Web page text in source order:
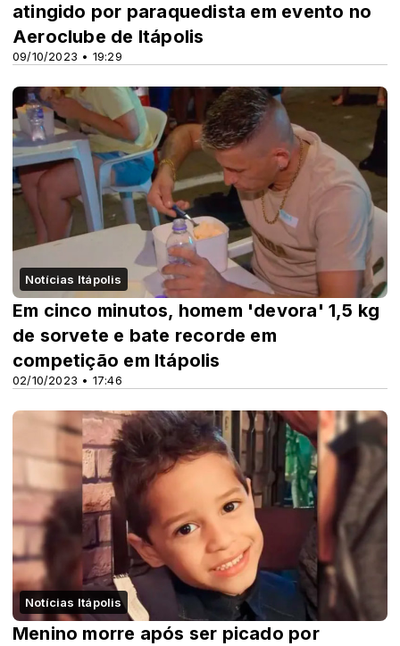
09/10/2023 • 19:29
atingido por paraquedista em evento no
Aeroclube de Itápolis
Notícias Itápolis
02/10/2023 • 17:46
Em cinco minutos, homem 'devora' 1,5 kg
de sorvete e bate recorde em
competição em Itápolis
Notícias Itápolis
Menino morre após ser picado por